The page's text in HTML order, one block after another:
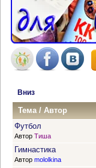
Вниз
Тема/Автор
Футбол
Автор Тиша
Гимнастика
Автор mololkina